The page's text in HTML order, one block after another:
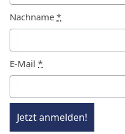
Nachname *
E-Mail *
Jetzt anmelden!